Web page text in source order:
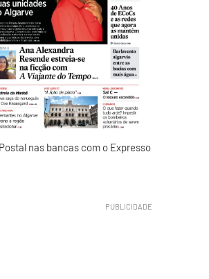
nas bancas com o Expresso